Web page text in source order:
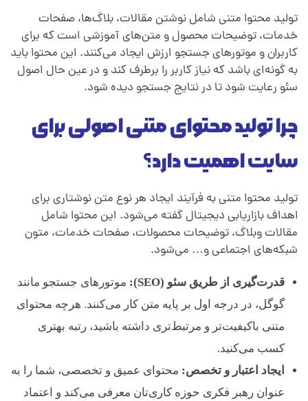
؟
؛
م
ر
ا
ح
ل
و
ل
تولید محتوا متنی شامل نوشتن مقالات، بلاگ‌ها، صفحات
خدمات، توضیحات محصول و متن‌های آموزشی است که برای
کاربران و موتورهای جستجو ارزش ایجاد می‌کنند. این محتوا باید
به گونه‌ای باشد که نیاز کاربر را برطرف کند و در عین حال اصول
سئو رعایت شود تا در نتایج جستجو دیده شود.
چرا تولید محتوای متنی اصولی برای
سایت اهمیت دارد؟
تولید محتوا متنی به فرآیند ایجاد هر نوع متن نوشتاری برای
اهداف بازاریابی دیجیتال گفته می‌شود. این محتوا شامل
مقالات وبلاگ، توضیحات محصولات، صفحات خدمات، متون
شبکه‌های اجتماعی و… می‌شود.
قدرت‌گیری از طریق سئو (SEO):
موتورهای جستجو مانند
گوگل، در درجه اول بر پایه متن کار می‌کنند. هرچه محتوای
متنی باکیفیت‌تر و مرتبط‌تری داشته باشید، رتبه بهتری
کسب می‌کنید.
ایجاد اعتبار و تخصص: محتوای عمیق و تخصصی، شما را به
عنوان رهبر فکری حوزه کاری‌تان معرفی می‌کند و اعتماد